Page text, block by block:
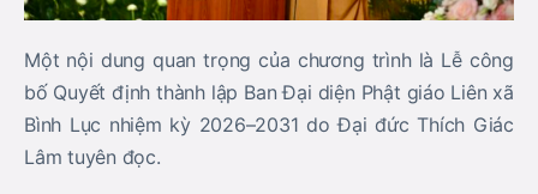
Một nội dung quan trọng của chương trình là Lễ công
bố Quyết định thành lập Ban Đại diện Phật giáo Liên xã
Bình Lục nhiệm kỳ 2026–2031 doĐại đức Thích Giác
Lâm tuyên đọc.